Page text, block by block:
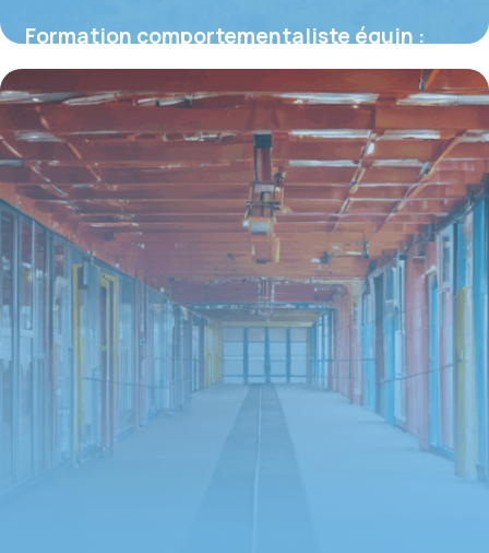
Formation comportementaliste équin :
quelles voies, quels critères pour bien
choisir ?
16 juin 2026